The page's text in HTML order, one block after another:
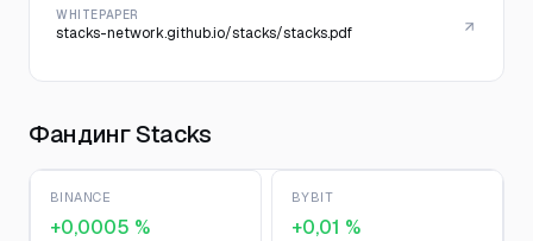
WHITEPAPER
stacks-network.github.io/stacks/stacks.pdf
Фандинг Stacks
BINANCE
+0,0005 %
BYBIT
+0,01 %